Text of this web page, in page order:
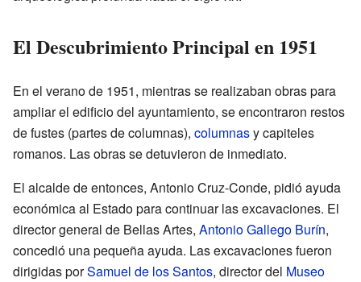
El Descubrimiento Principal en 1951
En el verano de 1951, mientras se realizaban obras para
ampliar el edificio del ayuntamiento, se encontraron restos
de fustes (partes de columnas), columnasy capiteles
romanos. Las obras se detuvieron de inmediato.
El alcalde de entonces, Antonio Cruz-Conde, pidió ayuda
económica al Estado para continuar las excavaciones. El
director general de Bellas Artes, Antonio Gallego Burín,
concedió una pequeña ayuda. Las excavaciones fueron
dirigidas porSamuel de los Santos, director del Museo